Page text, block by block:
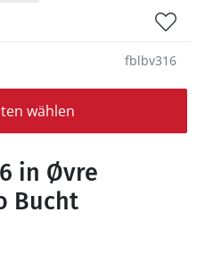
fblbv316
wählen
in Øvre
Bucht